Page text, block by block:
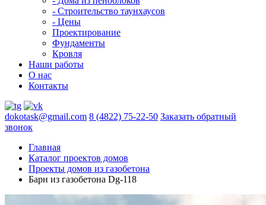
- Строительство таунхаусов
- Цены
Проектирование
Фундаменты
Кровля
Наши работы
О нас
Контакты
dokotask@gmail.com 8 (4822) 75-22-50 Заказать обратный
звонок
Главная
Каталог проектов домов
Проекты домов из газобетона
Барн из газобетона Dg-118